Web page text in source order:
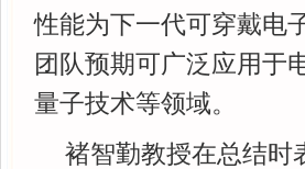
性能为下一代可穿戴电
团队预期可广泛应用于
量子技术等领域。
褚智勤教授在总结时